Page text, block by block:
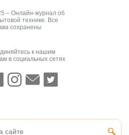
– Онлайн-журнал об
технике. Все
сохранены
к нашим
в социальных сетях